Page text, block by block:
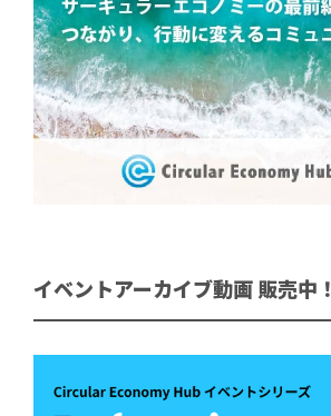
イベントアーカイブ動画 販売中！